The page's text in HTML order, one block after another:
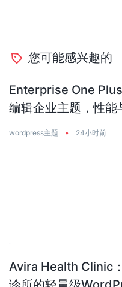
您可能感兴趣的
Enterprise One
编辑企业主题，性能
wordpress主题 • 24小时前
Avira Health Clinic